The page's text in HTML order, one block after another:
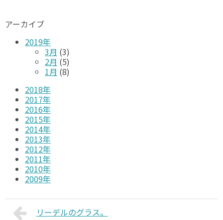
アーカイブ
2019年
3月 (3)
2月 (5)
1月 (8)
2018年
2017年
2016年
2015年
2014年
2013年
2012年
2011年
2010年
2009年
リーデルのグラス。